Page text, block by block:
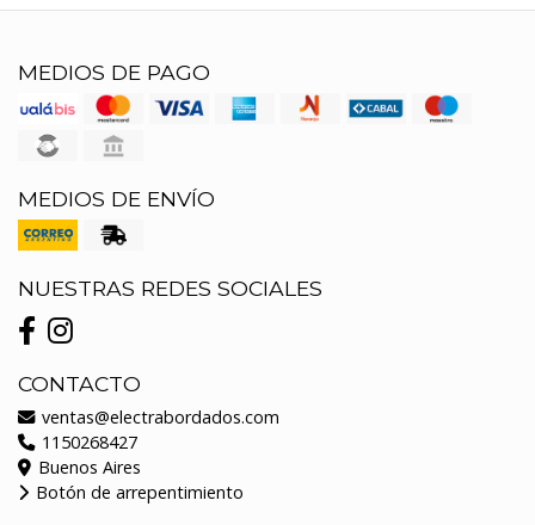
MEDIOS DE PAGO
MEDIOS DE ENVÍO
NUESTRAS REDES SOCIALES
CONTACTO
ventas@electrabordados.com
1150268427
Buenos Aires
Botón de arrepentimiento